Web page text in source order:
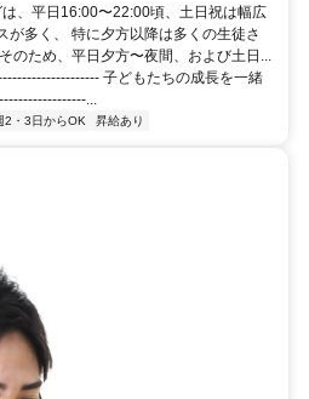
、平日16:00〜22:00頃、土日祝は幅広
が多く、 特に夕方以降は多くの生徒さ
のため、平日夕方〜夜間、および土日...
子どもたちの成長を一緒
...
2・3日からOK 昇給あり